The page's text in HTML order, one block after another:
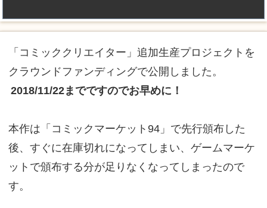
「コミッククリエイター」追加生産プロジェクトを
クラウンドファンディングで公開しました。
2018/11/22までですのでお早めに！
本作は「コミックマーケット94」で先行頒布した
後、すぐに在庫切れになってしまい、ゲームマーケ
ットで頒布する分が足りなくなってしまったので
す。